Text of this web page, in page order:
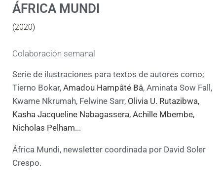
ÁFRICA MUNDI
(2020)
Colaboración semanal
Serie de ilustraciones para textos de autores como;
Tierno Bokar, Amadou Hampâté Bâ, Aminata Sow Fall,
Kwame Nkrumah, Felwine Sarr, Olivia U. Rutazibwa,
Kasha Jacqueline Nabagassera, Achille Mbembe,
Nicholas Pelham...
África Mundi, newsletter coordinada por David Soler
Crespo.